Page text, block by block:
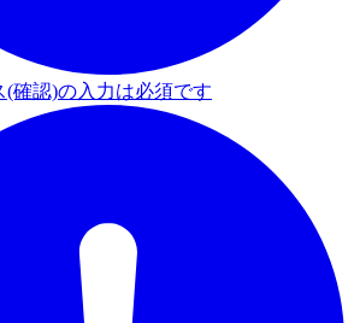
(確認)の入力は必須です